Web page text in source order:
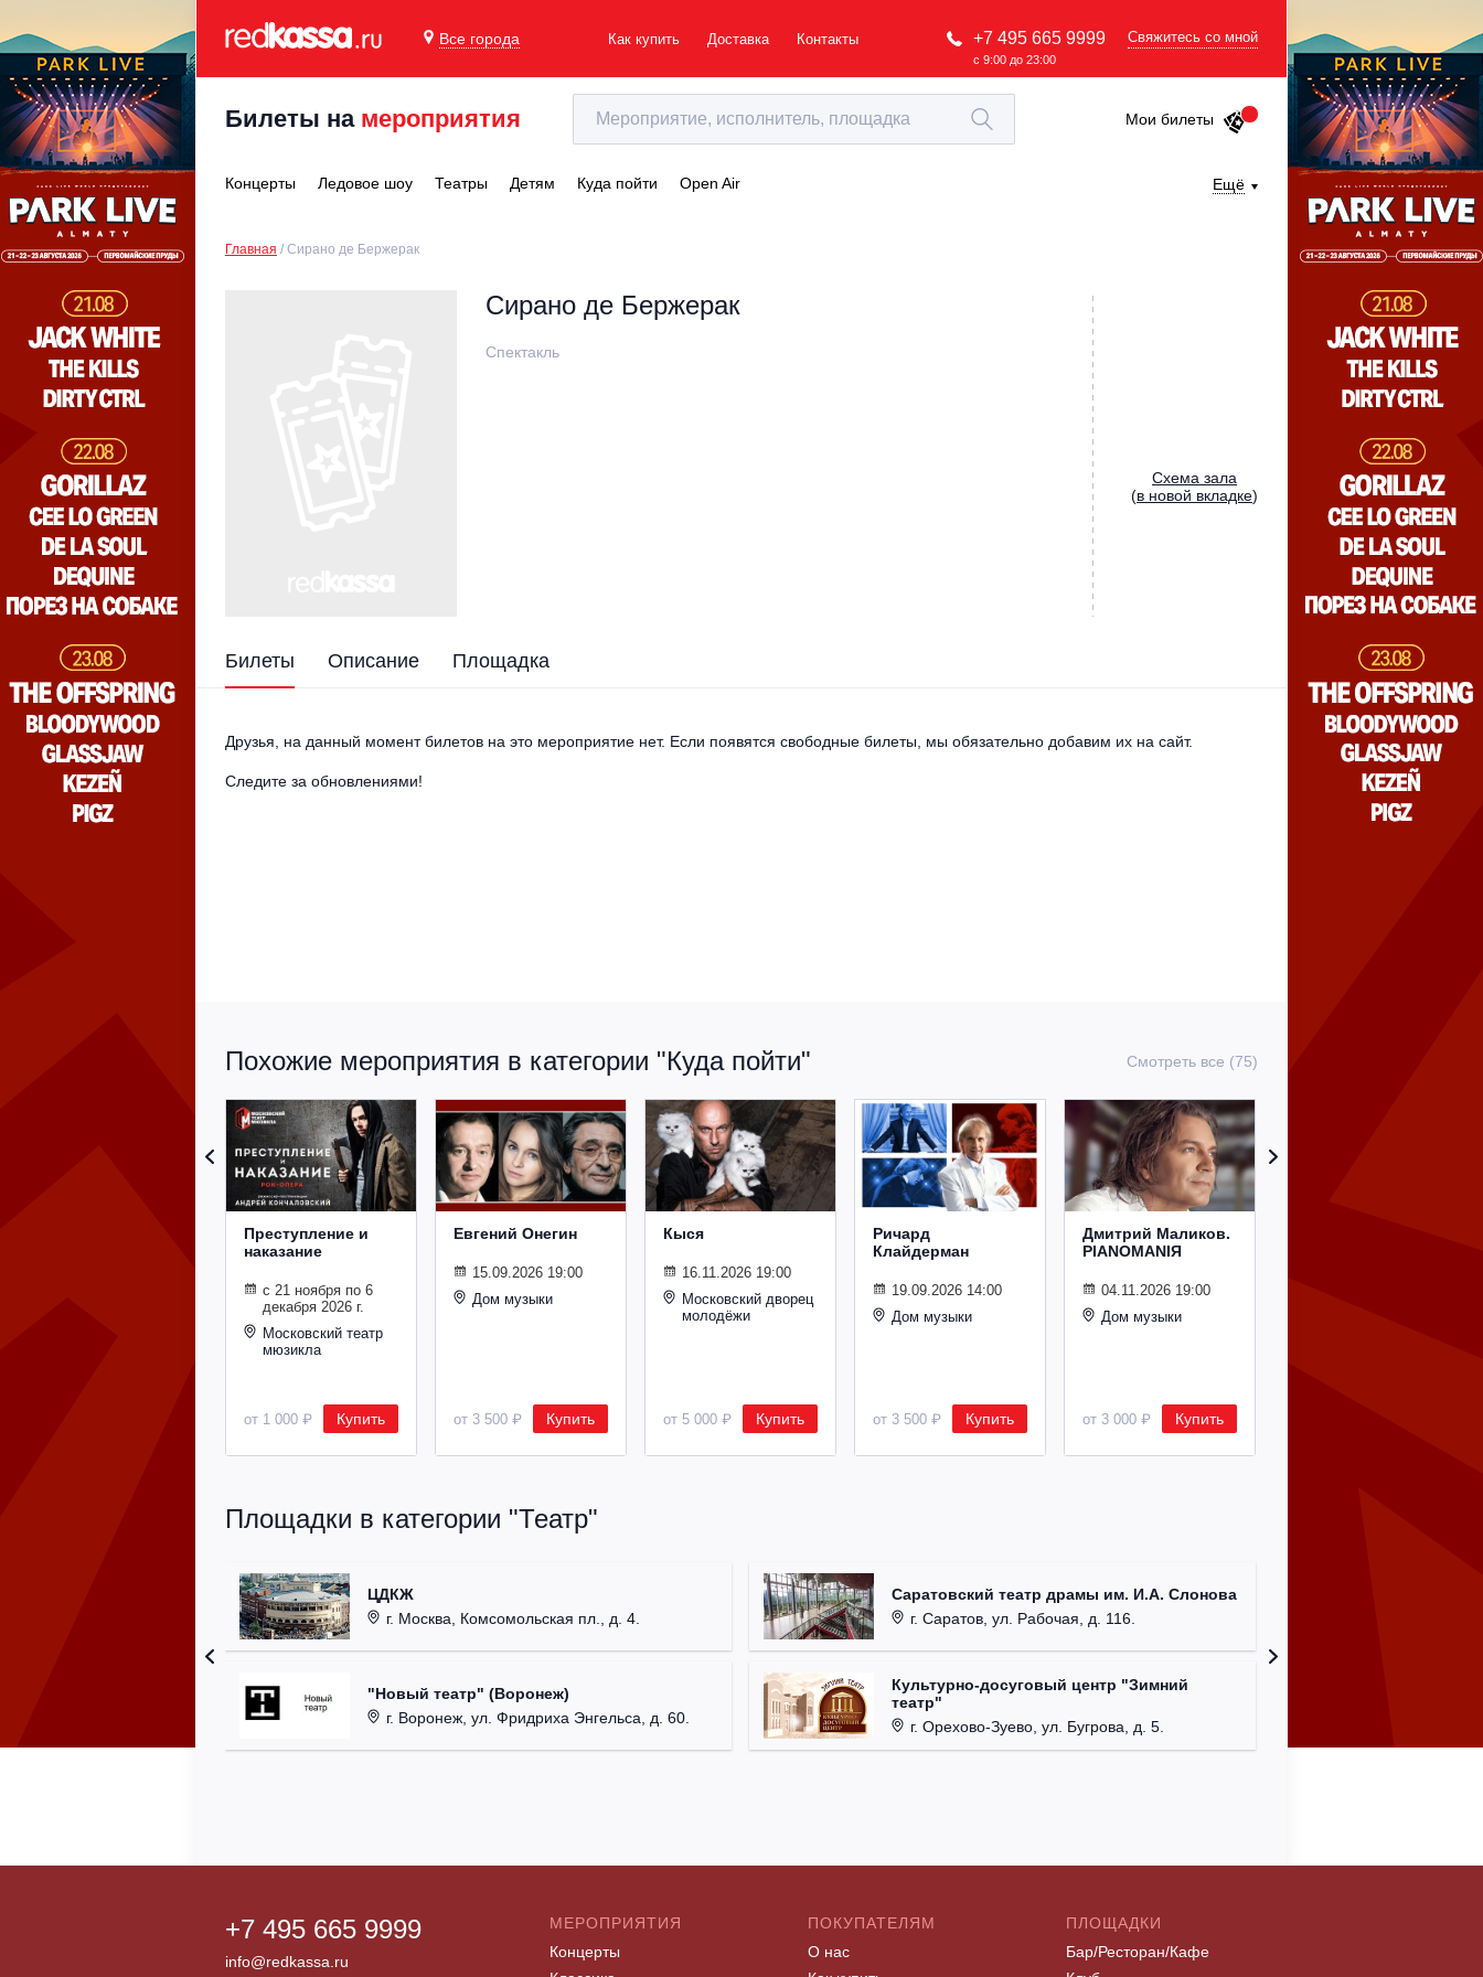
Все города Как купить Доставка Контакты +7 495 665 9999
с 9:00 до 23:00
Свяжитесь со мной
Билеты на мероприятия Мои билеты
Концерты Ледовое шоу Театры Детям Куда пойти Open Air Ещё
Главная Сирано де Бержерак
Сирано де Бержерак
Спектакль
Cхема зала
(в новой вкладке)
Билеты Описание Площадка
Друзья, на данный момент билетов на это мероприятие нет. Если появятся свободные билеты, мы обязательно добавим их на сайт.
Следите за обновлениями!
Похожие мероприятия в категории "Куда пойти" Смотреть все (75)
Преступление и
наказание
с 21 ноября по 6
декабря 2026 г.
Московский театр
мюзикла
от 1 000 ₽ Купить
Евгений Онегин
15.09.2026 19:00
Дом музыки
от 3 500 ₽ Купить
Кыся
16.11.2026 19:00
Московский дворец
молодёжи
от 5 000 ₽ Купить
Ричард
Клайдерман
19.09.2026 14:00
Дом музыки
от 3 500 ₽ Купить
Дмитрий Маликов.
PIANOMANIЯ
04.11.2026 19:00
Дом музыки
от 3 000 ₽ Купить
Площадки в категории "Театр"
ЦДКЖ
г. Москва, Комсомольская пл., д. 4.
"Новый театр" (Воронеж)
г. Воронеж, ул. Фридриха Энгельса, д. 60.
Саратовский театр драмы им. И.А. Слонова
г. Саратов, ул. Рабочая, д. 116.
Культурно-досуговый центр "Зимний
театр"
г. Орехово-Зуево, ул. Бугрова, д. 5.
+7 495 665 9999
info@redkassa.ru
МЕРОПРИЯТИЯ
Концерты
ПОКУПАТЕЛЯМ
О нас
ПЛОЩАДКИ
Бар/Ресторан/Кафе